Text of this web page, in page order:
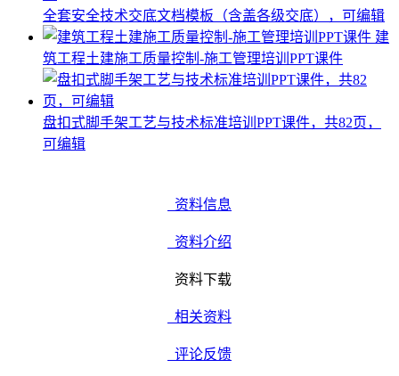
全套安全技术交底文档模板（含盖各级交底），可编辑
建
筑工程土建施工质量控制-施工管理培训PPT课件
盘扣式脚手架工艺与技术标准培训PPT课件，共82页，
可编辑
资料信息
资料介绍
资料下载
相关资料
评论反馈